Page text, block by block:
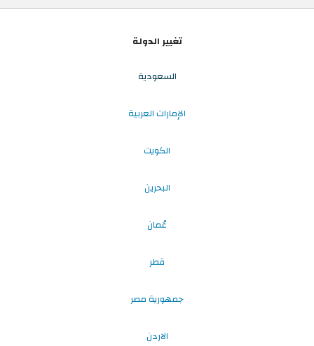
تغيير الدولة
السعودية
الإمارات العربية
الكويت
البحرين
عُمان
قطر
جمهورية مصر
الاردن